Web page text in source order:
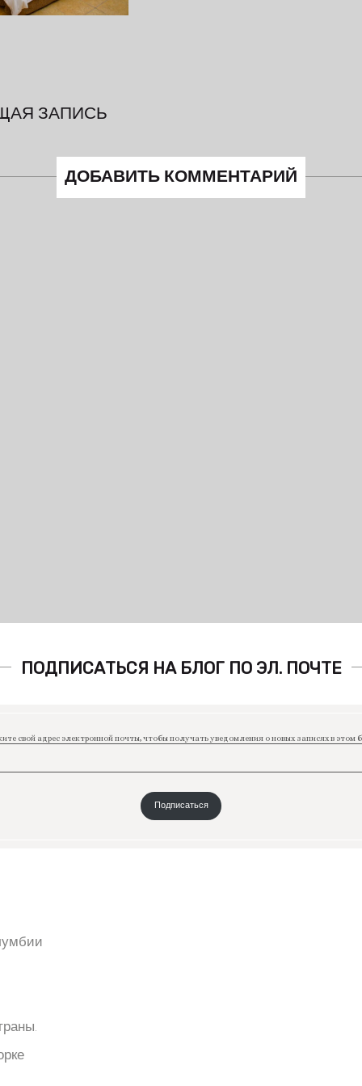
ЗАПИСЬ
ДОБАВИТЬ КОММЕНТАРИЙ
ПОДПИСАТЬСЯ НА БЛОГ ПО ЭЛ. ПОЧТЕ
свой адрес электронной почты, чтобы получать уведомления о новых записях в этом
Подписаться